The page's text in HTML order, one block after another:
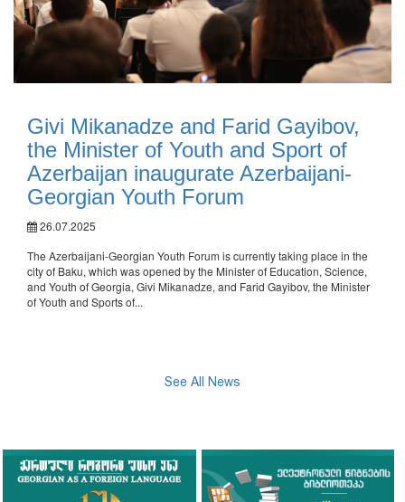
Givi Mikanadze and Farid Gayibov,
the Minister of Youth and Sport of
Azerbaijan inaugurate Azerbaijani-
Georgian Youth Forum
26.07.2025
The Azerbaijani-Georgian Youth Forum is currently taking place in the
city of Baku, which was opened by the Minister of Education, Science,
and Youth of Georgia, Givi Mikanadze, and Farid Gayibov, the Minister
of Youth and Sports of...
See All News